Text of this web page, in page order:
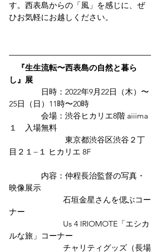
す。西表島からの「風」を感じに、ぜ
ひお気軽にお越しください。
『生生流転〜西表島の自然と暮ら
し』展
日時：2022年9月22日（木）〜
25日（日）11時〜20時
会場：渋谷ヒカリエ8階 aiiima
１　入場無料
東京都渋谷区渋谷２丁
目２１−１ ヒカリエ 8F
内容：仲程長治監督の写真・
映像展示
ナー
ルな旅」コーナー